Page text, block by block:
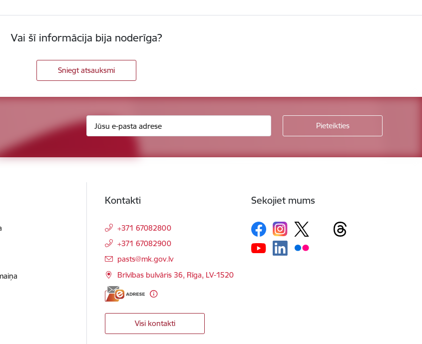
Vai šī informācija bija noderīga?
Sniegt atsauksmi
Kontakti
+371 67082800
+371 67082900
E-pasts:
pasts@mk.gov.lv
Brīvības bulvāris 36, Rīga, LV-1520
Visi kontakti
Sekojiet mums